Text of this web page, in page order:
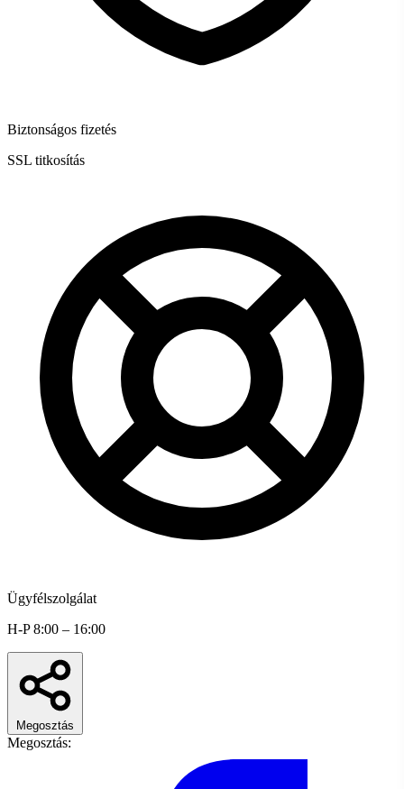
Biztonságos fizetés
SSL titkosítás
Ügyfélszolgálat
H-P 8:00 – 16:00
Megosztás
Megosztás: